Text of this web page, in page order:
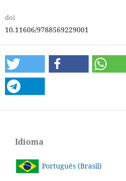
doi
10.11606/9788569229001
Idioma
Português (Brasil)